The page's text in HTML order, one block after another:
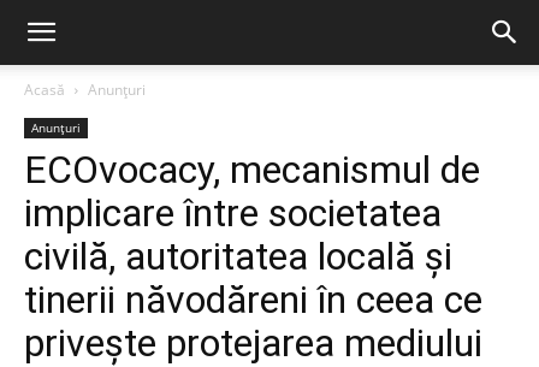
Acasă Anunțuri
Anunțuri
ECOvocacy, mecanismul de
implicare între societatea
civilă, autoritatea locală și
tinerii năvodăreni în ceea ce
privește protejarea mediului